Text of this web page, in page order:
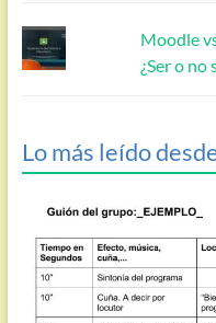
Moodle
¿Ser o no
Lo más leído